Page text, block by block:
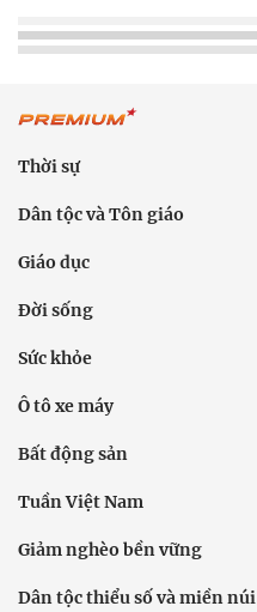
Thời sự
Dân tộc và Tôn giáo
Giáo dục
Đời sống
Sức khỏe
Ô tô xe máy
Bất động sản
Tuần Việt Nam
Giảm nghèo bền vững
Dân tộc thiểu số và miền núi